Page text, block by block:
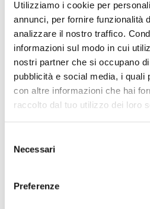
Utilizziamo i cookie per
annunci, per fornire funzionalità
analizzare il nostro traffico.
informazioni sul modo in cui
nostri partner che si occupano
pubblicità e social media, i quali
con altre informazioni che hai
raccolto dal tuo utilizzo dei loro
delNecessari
Preferenze
HAI MAI VISSUTO LA
Il Futuro non si ferma mai, e
abbiamo implementato
farti immergere ancora meglio